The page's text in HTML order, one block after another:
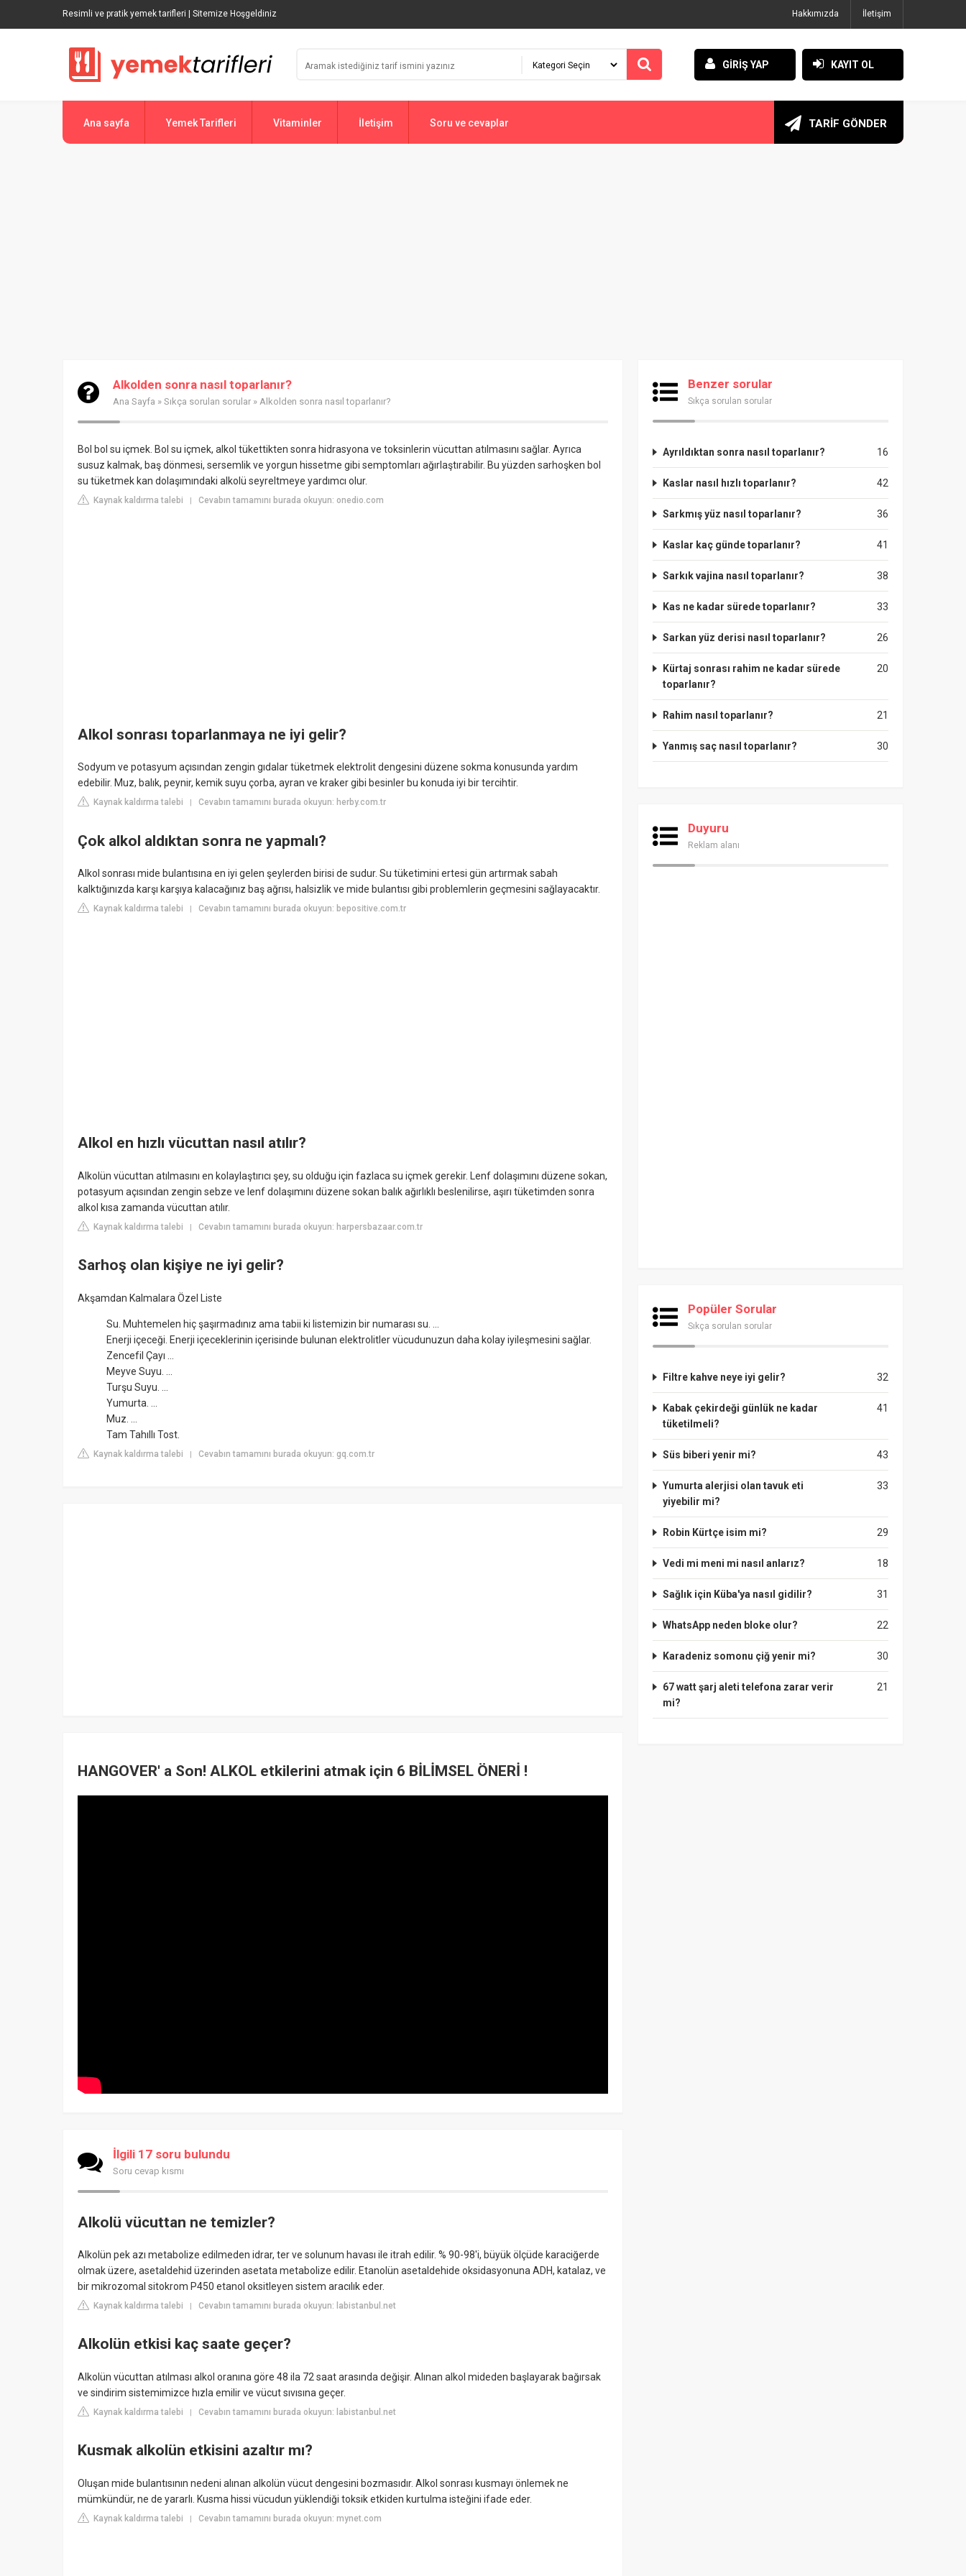
Resimli ve pratik yemek tarifleri | Sitemize Hoşgeldiniz Hakkımızda İletişim
GİRİŞ YAP KAYIT OL
Ana sayfa Yemek Tarifleri Vitaminler İletişim Soru ve cevaplar TARİF GÖNDER
Alkolden sonra nasıl toparlanır?
Ana Sayfa » Sıkça sorulan sorular » Alkolden sonra nasıl toparlanır?
Bol bol su içmek. Bol su içmek, alkol tükettikten sonra hidrasyona ve toksinlerin vücuttan atılmasını sağlar. Ayrıca
susuz kalmak, baş dönmesi, sersemlik ve yorgun hissetme gibi semptomları ağırlaştırabilir. Bu yüzden sarhoşken bol
su tüketmek kan dolaşımındaki alkolü seyreltmeye yardımcı olur.
Kaynak kaldırma talebi | Cevabın tamamını burada okuyun: onedio.com
Alkol sonrası toparlanmaya ne iyi gelir?
Sodyum ve potasyum açısından zengin gıdalar tüketmek elektrolit dengesini düzene sokma konusunda yardım
edebilir. Muz, balık, peynir, kemik suyu çorba, ayran ve kraker gibi besinler bu konuda iyi bir tercihtir.
Kaynak kaldırma talebi Cevabın tamamını burada okuyun: herby.com.tr
Çok alkol aldıktan sonra ne yapmalı?
Alkol sonrası mide bulantısına en iyi gelen şeylerden birisi de sudur. Su tüketimini ertesi gün artırmak sabah
kalktığınızda karşı karşıya kalacağınız baş ağrısı, halsizlik ve mide bulantısı gibi problemlerin geçmesini sağlayacaktır.
Kaynak kaldırma talebi Cevabın tamamını burada okuyun: bepositive.com.tr
Alkol en hızlı vücuttan nasıl atılır?
Alkolün vücuttan atılmasını en kolaylaştırıcı şey, su olduğu için fazlaca su içmek gerekir. Lenf dolaşımını düzene sokan,
potasyum açısından zengin sebze ve lenf dolaşımını düzene sokan balık ağırlıklı beslenilirse, aşırı tüketimden sonra
alkol kısa zamanda vücuttan atılır.
Kaynak kaldırma talebi | Cevabın tamamını burada okuyun: harpersbazaar.com.tr
Sarhoş olan kişiye ne iyi gelir?
Akşamdan Kalmalara Özel Liste
Su. Muhtemelen hiç şaşırmadınız ama tabii ki listemizin bir numarası su. ...
Enerji içeceği. Enerji içeceklerinin içerisinde bulunan elektrolitler vücudunuzun daha kolay iyileşmesini sağlar.
Zencefil Çayı ...
Meyve Suyu. ...
Turşu Suyu. ...
Yumurta. ...
Muz. ...
Tam Tahıllı Tost.
Kaynak kaldırma talebi | Cevabın tamamını burada okuyun: gq.com.tr
HANGOVER' a Son! ALKOL etkilerini atmak için 6 BİLİMSEL ÖNERİ !
İlgili 17 soru bulundu
Soru cevap kısmı
Alkolü vücuttan ne temizler?
Alkolün pek azı metabolize edilmeden idrar, ter ve solunum havası ile itrah edilir. % 90-98'i, büyük ölçüde karaciğerde
olmak üzere, asetaldehid üzerinden asetata metabolize edilir. Etanolün asetaldehide oksidasyonuna ADH, katalaz, ve
bir mikrozomal sitokrom P450 etanol oksitleyen sistem aracılık eder.
Kaynak kaldırma talebi | Cevabın tamamını burada okuyun: labistanbul.net
Alkolün etkisi kaç saate geçer?
Alkolün vücuttan atılması alkol oranına göre 48 ila 72 saat arasında değişir. Alınan alkol mideden başlayarak bağırsak
ve sindirim sistemimizce hızla emilir ve vücut sıvısına geçer.
Kaynak kaldırma talebi | Cevabın tamamını burada okuyun: labistanbul.net
Kusmak alkolün etkisini azaltır mı?
Oluşan mide bulantısının nedeni alınan alkolün vücut dengesini bozmasıdır. Alkol sonrası kusmayı önlemek ne
mümkündür, ne de yararlı. Kusma hissi vücudun yüklendiği toksik etkiden kurtulma isteğini ifade eder.
Kaynak kaldırma talebi | Cevabın tamamını burada okuyun: mynet.com
Benzer sorular
Sıkça sorulan sorular
16
Ayrıldıktan sonra nasıl toparlanır?
42
Kaslar nasıl hızlı toparlanır?
36
Sarkmış yüz nasıl toparlanır?
41
Kaslar kaç günde toparlanır?
38
Sarkık vajina nasıl toparlanır?
33
Kas ne kadar sürede toparlanır?
26
Sarkan yüz derisi nasıl toparlanır?
20
Kürtaj sonrası rahim ne kadar sürede
toparlanır?
21
Rahim nasıl toparlanır?
30
Yanmış saç nasıl toparlanır?
Duyuru
Reklam alanı
Popüler Sorular
Sıkça sorulan sorular
32
Filtre kahve neye iyi gelir?
41
Kabak çekirdeği günlük ne kadar
tüketilmeli?
43
Süs biberi yenir mi?
33
Yumurta alerjisi olan tavuk eti
yiyebilir mi?
29
Robin Kürtçe isim mi?
18
Vedi mi meni mi nasıl anlarız?
31
Sağlık için Küba'ya nasıl gidilir?
22
WhatsApp neden bloke olur?
30
Karadeniz somonu çiğ yenir mi?
21
67 watt şarj aleti telefona zarar verir
mi?